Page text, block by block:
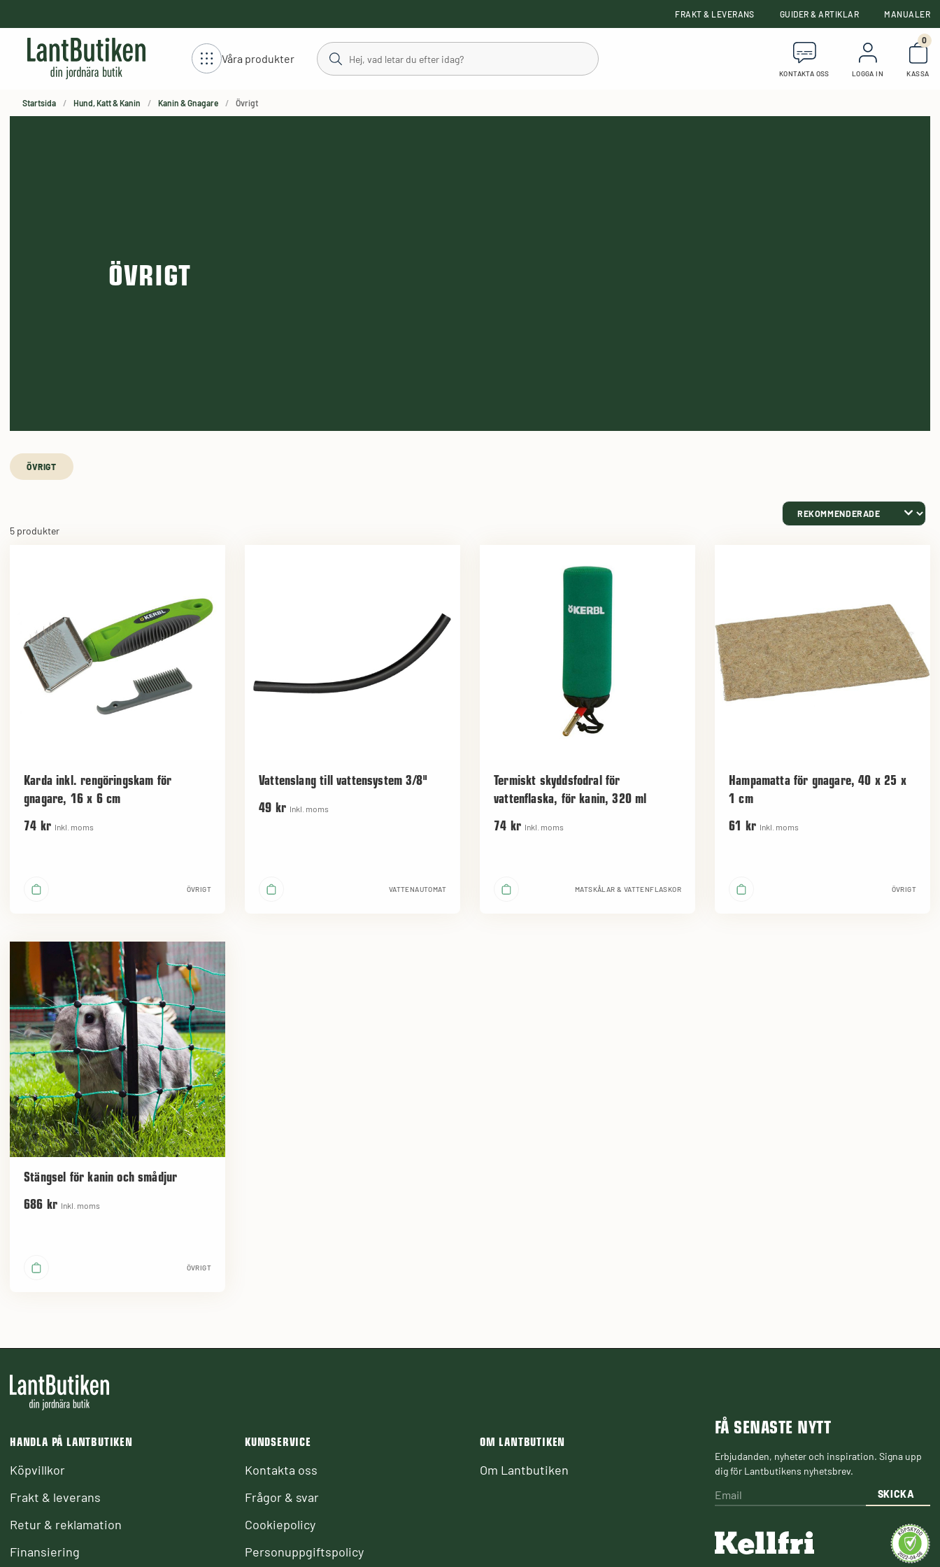
FRAKT & LEVERANS GUIDER & ARTIKLAR MANUALER
Våra produkter
KONTAKTA OSS LOGGA IN
0
KASSA
Startsida Hund, Katt & Kanin Kanin & Gnagare Övrigt
ÖVRIGT
ÖVRIGT
5 produkter
Karda inkl. rengöringskam för
gnagare, 16 x 6 cm
74 kr Inkl. moms
ÖVRIGT
Vattenslang till vattensystem 3/8"
49 kr Inkl. moms
VATTENAUTOMAT
Termiskt skyddsfodral för
vattenflaska, för kanin, 320 ml
74 kr Inkl. moms
MATSKÅLAR & VATTENFLASKOR
Hampamatta för gnagare, 40 x 25 x
1 cm
61 kr Inkl. moms
ÖVRIGT
Stängsel för kanin och smådjur
686 kr Inkl. moms
ÖVRIGT
HANDLA PÅ LANTBUTIKEN
Köpvillkor
Frakt & leverans
Retur & reklamation
Finansiering
KUNDSERVICE
Kontakta oss
Frågor & svar
Cookiepolicy
Personuppgiftspolicy
OM LANTBUTIKEN
Om Lantbutiken
FÅ SENASTE NYTT
Erbjudanden, nyheter och inspiration. Signa upp
dig för Lantbutikens nyhetsbrev.
SKICKA